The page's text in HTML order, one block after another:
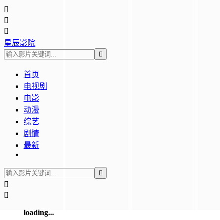



星辰影院

首页
电视剧
电影
动漫
综艺
剧情
最新



loading...